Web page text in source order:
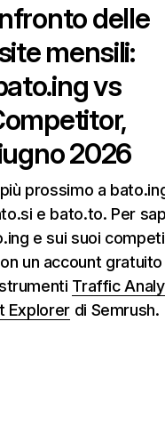
delle
mensili:
vs
2026
prossimo a
e bato.to. Per
e sui suoi
un account
Traffic
Explorerdi Semrush.